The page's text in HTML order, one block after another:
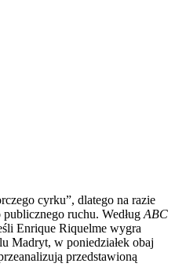
cyrku”, dlatego na razie
ruchu. Według ABC
Enrique Riquelme wygra
Madryt, w poniedziałek obaj
przedstawioną